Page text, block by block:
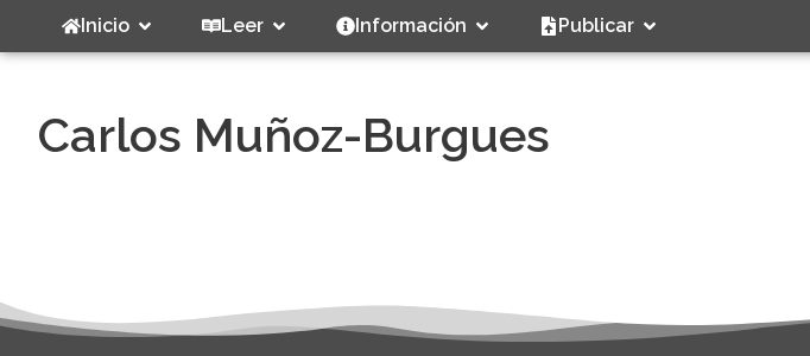
Inicio Leer Información Publicar
Carlos Muñoz-Burgues